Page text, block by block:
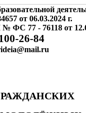
от 06.03.2024 г.
ФС 77 - 76118 от
26-84